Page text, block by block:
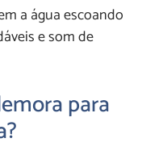
a água escoando
e som de
para